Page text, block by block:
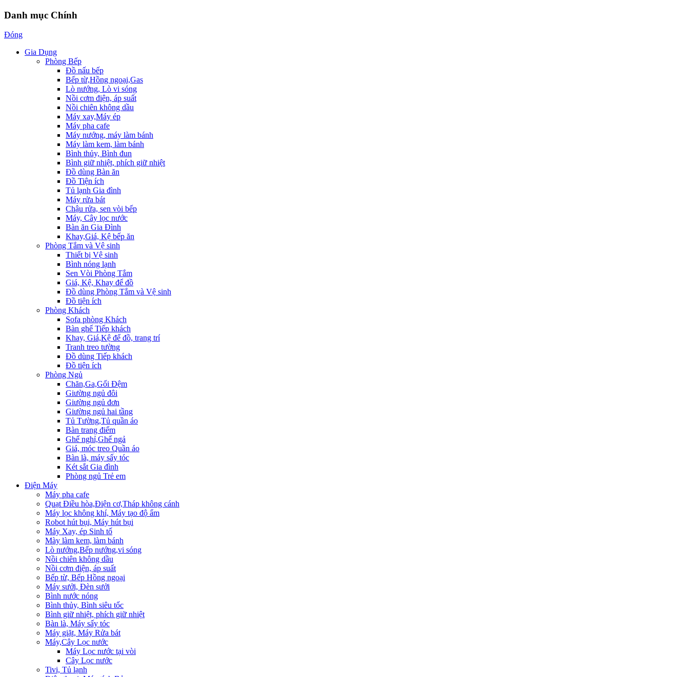
Danh mục Chính
Đóng
Gia Dụng
Phòng Bếp
Đồ nấu bếp
Bếp từ,Hồng ngoại,Gas
Lò nướng, Lò vi sóng
Nồi cơm điện, áp suất
Nồi chiên không dầu
Máy xay,Máy ép
Máy pha cafe
Máy nướng, máy làm bánh
Máy làm kem, làm bánh
Bình thủy, Bình đun
Bình giữ nhiệt, phích giữ nhiệt
Đồ dùng Bàn ăn
Đồ Tiện ích
Tủ lạnh Gia đình
Máy rửa bát
Chậu rửa, sen vòi bếp
Máy, Cây lọc nước
Bàn ăn Gia Đình
Khay,Giá, Kệ bếp ăn
Phòng Tắm và Vệ sinh
Thiết bị Vệ sinh
Bình nóng lạnh
Sen Vòi Phòng Tắm
Giá, Kệ, Khay để đồ
Đồ dùng Phòng Tắm và Vệ sinh
Đồ tiện ích
Phòng Khách
Sofa phòng Khách
Bàn ghế Tiếp khách
Khay, Giá,Kệ để đồ, trang trí
Tranh treo tường
Đồ dùng Tiếp khách
Đồ tiện ích
Phòng Ngủ
Chăn,Ga,Gối Đệm
Giường ngủ đôi
Giường ngủ đơn
Giường ngủ hai tầng
Tủ Tường,Tủ quần áo
Bàn trang điểm
Ghế nghỉ,Ghế ngả
Giá, móc treo Quần áo
Bàn là, máy sấy tóc
Két sắt Gia đình
Phòng ngủ Trẻ em
Điện Máy
Máy pha cafe
Quạt Điều hòa,Điện cơ,Tháp không cánh
Máy lọc không khí, Máy tạo độ ẩm
Robot hút bụi, Máy hút bụi
Máy Xay, ép Sinh tố
Mày làm kem, làm bánh
Lò nướng,Bếp nướng,vi sóng
Nồi chiên không dầu
Nồi cơm điện, áp suất
Bếp từ, Bếp Hồng ngoại
Máy sưởi, Đèn sưởi
Bình nước nóng
Bình thủy, Bình siêu tốc
Bình giữ nhiệt, phích giữ nhiệt
Bàn là, Máy sấy tóc
Máy giặt, Máy Rửa bát
Máy,Cây Lọc nước
Máy Lọc nước tại vòi
Cây Lọc nước
Tivi, Tủ lạnh